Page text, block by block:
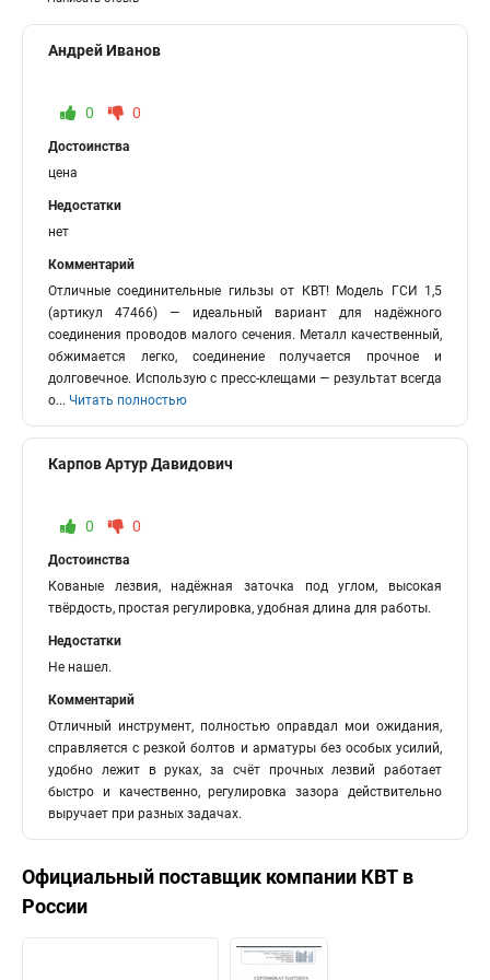
Андрей Иванов
0 0
Достоинства
цена
Недостатки
нет
Комментарий
Отличные соединительные гильзы от КВТ! Модель ГСИ 1,5
(артикул 47466) — идеальный вариант для надёжного
соединения проводов малого сечения. Металл качественный,
обжимается легко, соединение получается прочное и
долговечное. Использую с пресс-клещами — результат всегда
о... Читать полностью
Карпов Артур Давидович
0 0
Достоинства
Кованые лезвия, надёжная заточка под углом, высокая
твёрдость, простая регулировка, удобная длина для работы.
Недостатки
Не нашел.
Комментарий
Отличный инструмент, полностью оправдал мои ожидания,
справляется с резкой болтов и арматуры без особых усилий,
удобно лежит в руках, за счёт прочных лезвий работает
быстро и качественно, регулировка зазора действительно
выручает при разных задачах.
Официальный поставщик компании КВТ в
России